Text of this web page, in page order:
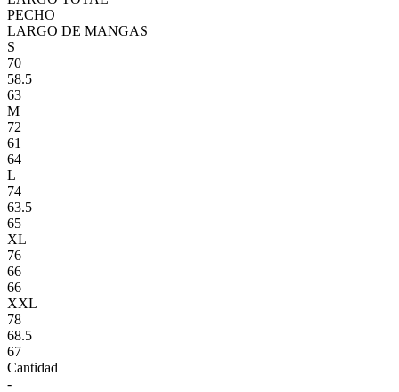
PECHO
LARGO DE MANGAS
S
70
58.5
63
M
72
61
64
L
74
63.5
65
XL
76
66
66
XXL
78
68.5
67
Cantidad
-